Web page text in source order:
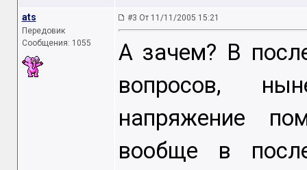
ats
Передовик
Сообщения: 1055
#3 От 11/11/2005 15:21
А зачем? В
вопросов,
напряжение
вообще в